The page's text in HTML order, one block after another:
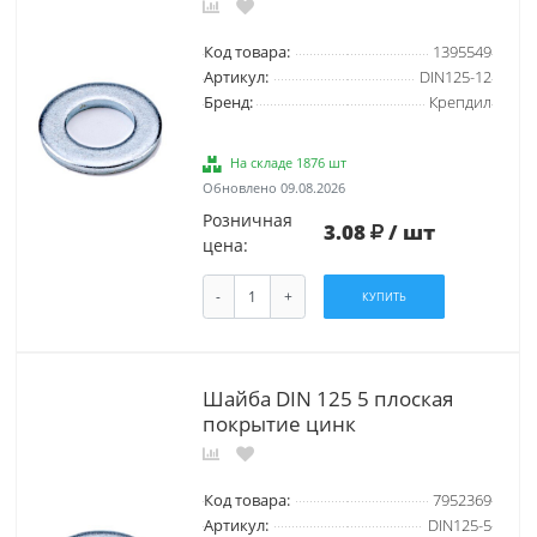
Код товара:
1395549
Артикул:
DIN125-12
Бренд:
Крепдил
На складе 1876 шт
Обновлено 09.08.2026
Розничная
цена:
3.08 / шт
- + КУПИТЬ
Шайба DIN 125 5 плоская
покрытие цинк
Код товара:
7952369
Артикул:
DIN125-5